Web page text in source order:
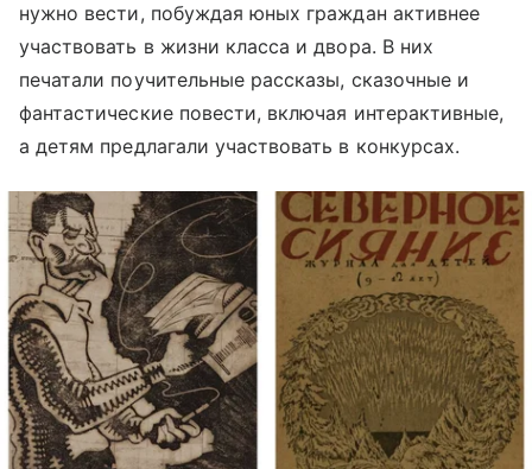
нужно вести, побуждая юных граждан активнее
участвовать в жизни класса и двора. В них
печатали поучительные рассказы, сказочные и
фантастические повести, включая интерактивные,
а детям предлагали участвовать в конкурсах.